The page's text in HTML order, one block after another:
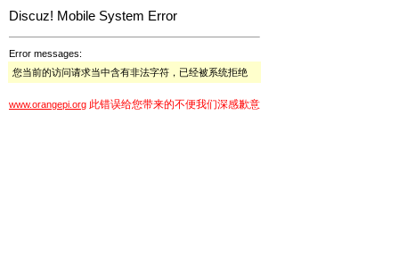
Discuz! Mobile System Error
Error messages:
您当前的访问请求当中含有非法字符，已经被系统拒绝
www.orangepi.org 此错误给您带来的不便我们深感歉意